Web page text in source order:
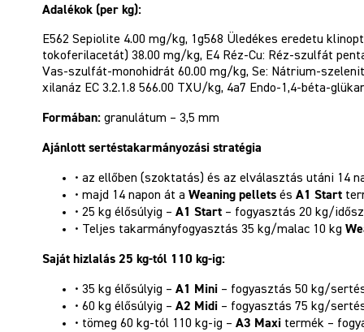
Adalékok (per kg):
E562 Sepiolite 4.00 mg/kg, 1g568 Üledékes eredetu
tokoferilacetát) 38.00 mg/kg, E4 Réz-Cu: Réz-szulfát
Vas-szulfát-monohidrát 60.00 mg/kg, Se: Nátrium-
xilanáz EC 3.2.1.8 566.00 TXU/kg, 4a7 Endo-1,4-béta-
Formában: granulátum – 3,5 mm
Ajánlott sertéstakarmányozási stratégia
• az ellőben (szoktatás) és az elválasztás utáni 14
• majd 14 napon át a Weaning pellets és A1 Start
• 25 kg élősúlyig – A1 Start – fogyasztás 20 kg/
• Teljes takarmányfogyasztás 35 kg/malac 10 kg
Saját hizlalás 25 kg-tól 110 kg-ig:
• 35 kg élősúlyig – A1 Mini – fogyasztás 50 kg/
• 60 kg élősúlyig – A2 Midi – fogyasztás 75 kg/
• tömeg 60 kg-tól 110 kg-ig – A3 Maxi termék –